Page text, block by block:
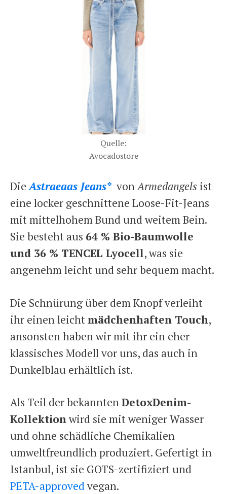
Quelle:
Avocadostore
DieAstraeaas Jeans* vonArmedangels ist
eine locker geschnittene Loose-Fit-Jeans
mit mittelhohem Bund und weitem Bein.
Sie besteht aus 64 % Bio-Baumwolle
und 36 % TENCEL Lyocell, was sie
angenehm leicht und sehr bequem macht.
Die Schnürung über dem Knopf verleiht
ihr einen leichtmädchenhaften Touch,
ansonsten haben wir mit ihr ein eher
klassisches Modell vor uns, das auch in
Dunkelblau erhältlich ist.
Als Teil der bekanntenDetoxDenim-
Kollektionwird sie mit weniger Wasser
und ohne schädliche Chemikalien
umweltfreundlich produziert. Gefertigt in
Istanbul, ist sie GOTS-zertifiziert und
PETA-approvedvegan.